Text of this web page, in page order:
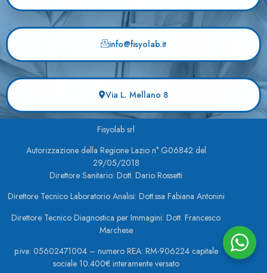
info@fisyolab.it
Via L. Mellano 8
Fisyolab srl
Autorizzazione della Regione Lazio n° G06842 del
29/05/2018
Direttore Sanitario: Dott. Dario Rossetti
Direttore Tecnico Laboratorio Analisi: Dott.ssa Fabiana Antonini
Direttore Tecnico Diagnostica per Immagini: Dott. Francesco
Marchese
p.iva: 05602471004 – numero REA: RM-906224 capitale
sociale 10.400€ interamente versato